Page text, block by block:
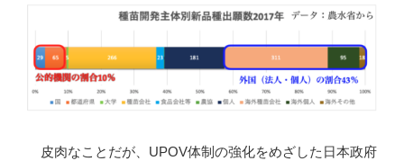
皮肉なことだが、UPOV体制の強化をめざした日本政府